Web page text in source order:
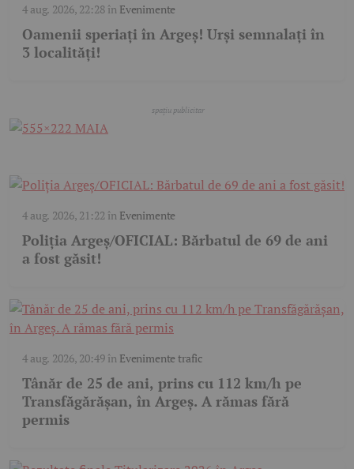
4 aug. 2026, 22:28în Evenimente
Oamenii speriați în Argeș! Urși semnalați în
3 localități!
4 aug. 2026, 21:22 în Evenimente
Poliția Argeș/OFICIAL: Bărbatul de 69 de ani
a fost găsit!
4 aug. 2026, 20:49în Evenimente trafic
Tânăr de 25 de ani, prins cu 112 km/h pe
Transfăgărășan, în Argeș. A rămas fără
permis